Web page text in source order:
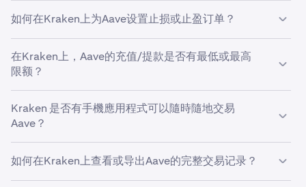
「高級」視圖中「訂單」表單後方的「提醒」小工具。
首先，啟用瀏覽器通知。然后，点击“创建新提醒”以打
开提醒设置。選擇 Aave，設定觸發參數，並使用百分
比按鈕或直接輸入目標價格進行調整。
如要在 Kraken 手機應用程式中設定 Aave 價格提醒，
請確保在設備設定和 Kraken Pro 應用程式內均已啟用
推送通知。然後，透過點按「市場」頁面上的鈴鐺圖示
如何在Kraken上为Aave设置止损或止盈订单？
获利订单。在使用Kraken Pro时，您可以在订单表单中找
到“获利/止损”下拉菜单，为Aave设置止损或获利订单。根
據你的偏好選擇「簡單」或「高級」模式。
在Kraken上，Aave的充值/提款是否有最低或最高
限额？
别以及您要存入或提取的资产类型。
Kraken 是否有手機應用程式可以隨時隨地交易
Aave？
持仓。我们的智能投资服务为您的Aave投资提供强大工具
和便捷控制。
如何在Kraken上查看或导出Aave的完整交易记录？